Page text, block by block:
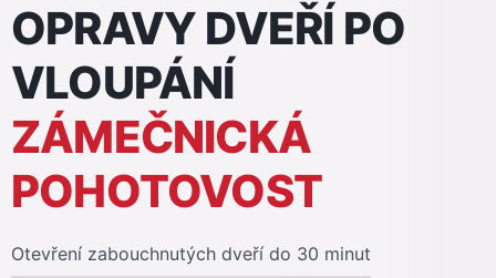
OPRAVY DVEŘÍ PO
VLOUPÁNÍ
ZÁMEČNICKÁ
POHOTOVOST
Otevření zabouchnutých dveří do 30 minut